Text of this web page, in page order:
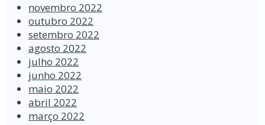
novembro 2022
outubro 2022
setembro 2022
agosto 2022
julho 2022
junho 2022
maio 2022
abril 2022
março 2022